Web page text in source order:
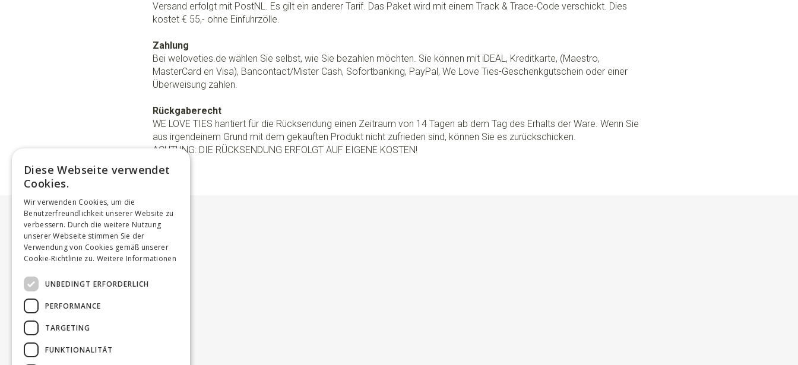
Versand erfolgt mit PostNL. Es gilt ein anderer Tarif. Das Paket wird mit einem Track & Trace-Code verschickt. Dies
kostet € 55,- ohne Einfuhrzölle.
Zahlung
Bei weloveties.de wählen Sie selbst, wie Sie bezahlen möchten. Sie können mit iDEAL, Kreditkarte, (Maestro,
MasterCard en Visa), Bancontact/Mister Cash, Sofortbanking, PayPal, We Love Ties-Geschenkgutschein oder einer
Überweisung zahlen.
Rückgaberecht
WE LOVE TIES hantiert für die Rücksendung einen Zeitraum von 14 Tagen ab dem Tag des Erhalts der Ware. Wenn Sie
aus irgendeinem Grund mit dem gekauften Produkt nicht zufrieden sind, können Sie es zurückschicken.
ACHTUNG: DIE RÜCKSENDUNG ERFOLGT AUF EIGENE KOSTEN!
Diese Webseite verwendet
Cookies.
Wir verwenden Cookies, um die
Benutzerfreundlichkeit unserer Website zu
verbessern. Durch die weitere Nutzung
unserer Webseite stimmen Sie der
Verwendung von Cookies gemäß unserer
Cookie-Richtlinie zu. Weitere Informationen
UNBEDINGT ERFORDERLICH
PERFORMANCE
TARGETING
FUNKTIONALITÄT